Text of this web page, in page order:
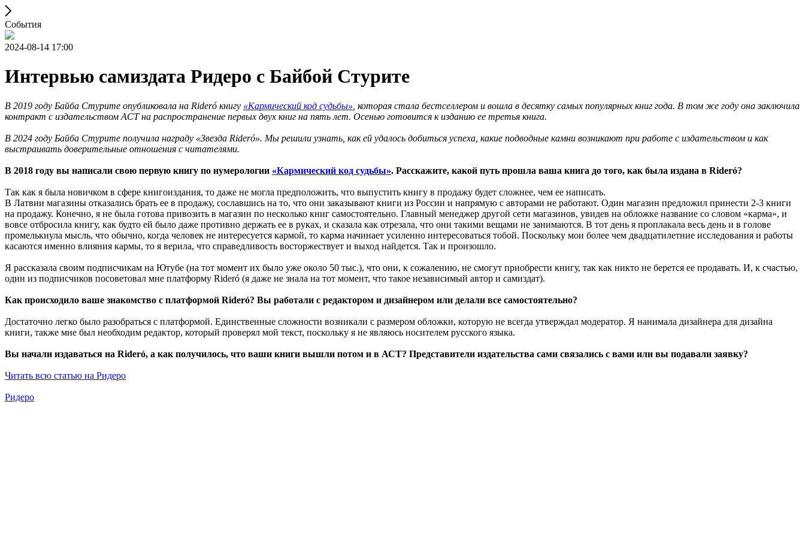
События
2024-08-14 17:00
Интервью самиздата Ридеро с Байбой Стурите
В 2019 году Байба Стурите опубликовала на Rideró книгу «Кармический код судьбы» , которая стала бестселлером и вошла в десятку самых популярных книг года. В том же году она заключила
контракт с издательством АСТ на распространение первых двух книг на пять лет. Осенью готовится к изданию ее третья книга.
В 2024 году Байба Стурите получила награду «Звезда Rideró». Мы решили узнать, как ей удалось добиться успеха, какие подводные камни возникают при работе с издательством и как
выстраивать доверительные отношения с читателями.
В 2018 году вы написали свою первую книгу по нумерологии «Кармический код судьбы». Расскажите, какой путь прошла ваша книга до того, как была издана в Rideró?
Так как я была новичком в сфере книгоиздания, то даже не могла предположить, что выпустить книгу в продажу будет сложнее, чем ее написать.
В Латвии магазины отказались брать ее в продажу, сославшись на то, что они заказывают книги из России и напрямую с авторами не работают. Один магазин предложил принести 2-3 книги
на продажу. Конечно, я не была готова привозить в магазин по несколько книг самостоятельно. Главный менеджер другой сети магазинов, увидев на обложке название со словом «карма», и
вовсе отбросила книгу, как будто ей было даже противно держать ее в руках, и сказала как отрезала, что они такими вещами не занимаются. В тот день я проплакала весь день и в голове
промелькнула мысль, что обычно, когда человек не интересуется кармой, то карма начинает усиленно интересоваться тобой. Поскольку мои более чем двадцатилетние исследования и работы
касаются именно влияния кармы, то я верила, что справедливость восторжествует и выход найдется. Так и произошло.
Я рассказала своим подписчикам на Ютубе (на тот момент их было уже около 50 тыс.), что они, к сожалению, не смогут приобрести книгу, так как никто не берется ее продавать. И, к счастью,
один из подписчиков посоветовал мне платформу Rideró (я даже не знала на тот момент, что такое независимый автор и самиздат).
Как происходило ваше знакомство с платформой Rideró? Вы работали с редактором и дизайнером или делали все самостоятельно?
Достаточно легко было разобраться с платформой. Единственные сложности возникали с размером обложки, которую не всегда утверждал модератор. Я нанимала дизайнера для дизайна
книги, также мне был необходим редактор, который проверял мой текст, поскольку я не являюсь носителем русского языка.
Вы начали издаваться на Rideró, а как получилось, что ваши книги вышли потом и в АСТ? Представители издательства сами связались с вами или вы подавали заявку?
Читать всю статью на Ридеро
Ридеро